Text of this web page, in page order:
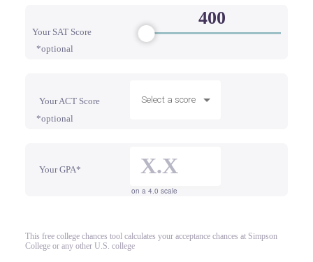
Your SAT Score
*optional
Your ACT Score
*optional
Select a score
Your GPA*
on a 4.0 scale
This free college chances tool calculates your acceptance chances at Simpson
College or any other U.S. college